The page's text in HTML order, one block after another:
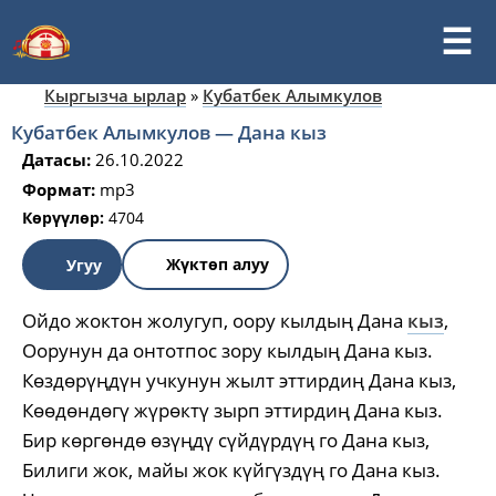
Кыргызча ырлар » Кубатбек Алымкулов
Кубатбек Алымкулов — Дана кыз
Датасы: 26.10.2022
Формат: mp3
Көрүүлөр: 4704
Угуу Жүктөп алуу
Ойдо жоктон жолугуп, оору кылдың Дана кыз,
Оорунун да онтотпос зору кылдың Дана кыз.
Көздөрүңдүн учкунун жылт эттирдиң Дана кыз,
Көөдөндөгү жүрөктү зырп эттирдиң Дана кыз.
Бир көргөндө өзүңдү сүйдүрдүң го Дана кыз,
Билиги жок, майы жок күйгүздүң го Дана кыз.